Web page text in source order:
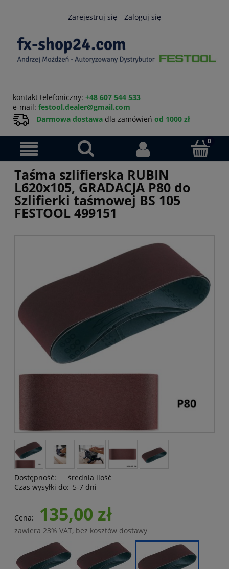
Zarejestruj się Zaloguj się
kontakt telefoniczny: +48 607 544 533
e-mail: festool.dealer@gmail.com
Darmowa dostawa dla zamówień od 1000 zł
Taśma szlifierska RUBIN
L620x105, GRADACJA P80 do
Szlifierki taśmowej BS 105
FESTOOL 499151
Dostępność:
średnia ilość
Czas wysyłki do: 5-7 dni
Cena: 135,00 zł
zawiera 23% VAT, bez kosztów dostawy